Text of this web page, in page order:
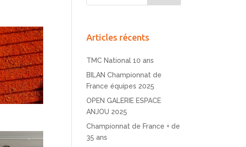
Articles récents
TMC National 10 ans
BILAN Championnat de
France équipes 2025
OPEN GALERIE ESPACE
ANJOU 2025
Championnat de France + de
35 ans